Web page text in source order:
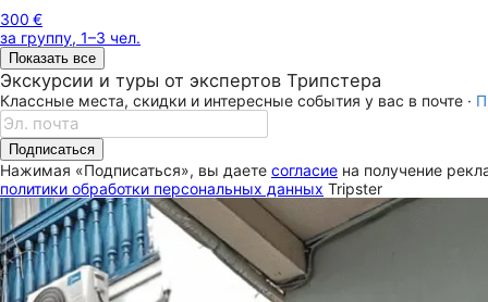
300 €
за группу, 1–3 чел.
Показать все
Экскурсии и туры от экспертов Трипстера
Классные места, скидки и интересные события у вас в почте ·
Подписаться
Нажимая «Подписаться», вы даете согласие на получение
политики обработки персональных данных Tripster